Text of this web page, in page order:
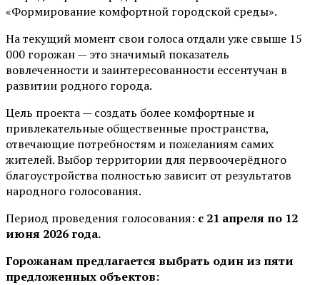
«Формирование комфортной городской среды».
На текущий момент свои голоса отдали уже свыше 15
000 горожан — это значимый показатель
вовлеченности и заинтересованности ессентучан в
развитии родного города.
Цель проекта — создать более комфортные и
привлекательные общественные пространства,
отвечающие потребностям и пожеланиям самих
жителей. Выбор территории для первоочерёдного
благоустройства полностью зависит от результатов
народного голосования.
Период проведения голосования: с 21 апреля по 12
июня 2026 года.
Горожанам предлагается выбрать один из пяти
предложенных объектов: